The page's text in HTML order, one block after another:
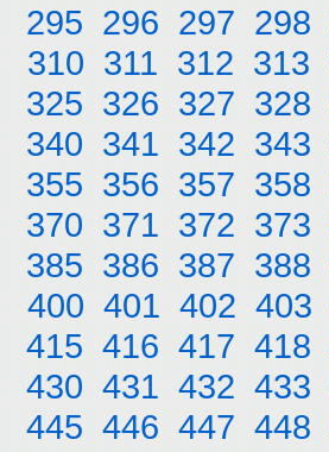
295 296 297 298
310 311 312 313
325 326 327 328
340 341 342 343
355 356 357 358
370 371 372 373
385 386 387 388
400 401 402 403
415 416 417 418
430 431 432 433
445 446 447 448